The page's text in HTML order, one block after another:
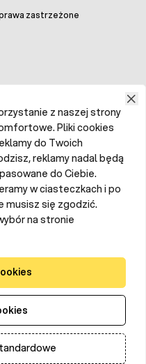
zastrzeżone
z naszej strony
Pliki cookies
do Twoich
reklamy nadal będą
do Ciebie.
w ciasteczkach i po
musisz się zgodzić.
na stronie